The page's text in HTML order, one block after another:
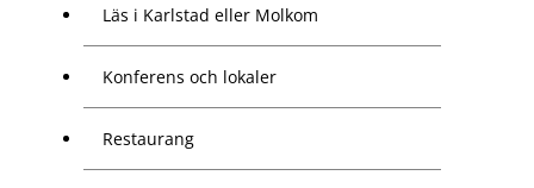
Läs i Karlstad eller Molkom
Konferens och lokaler
Restaurang